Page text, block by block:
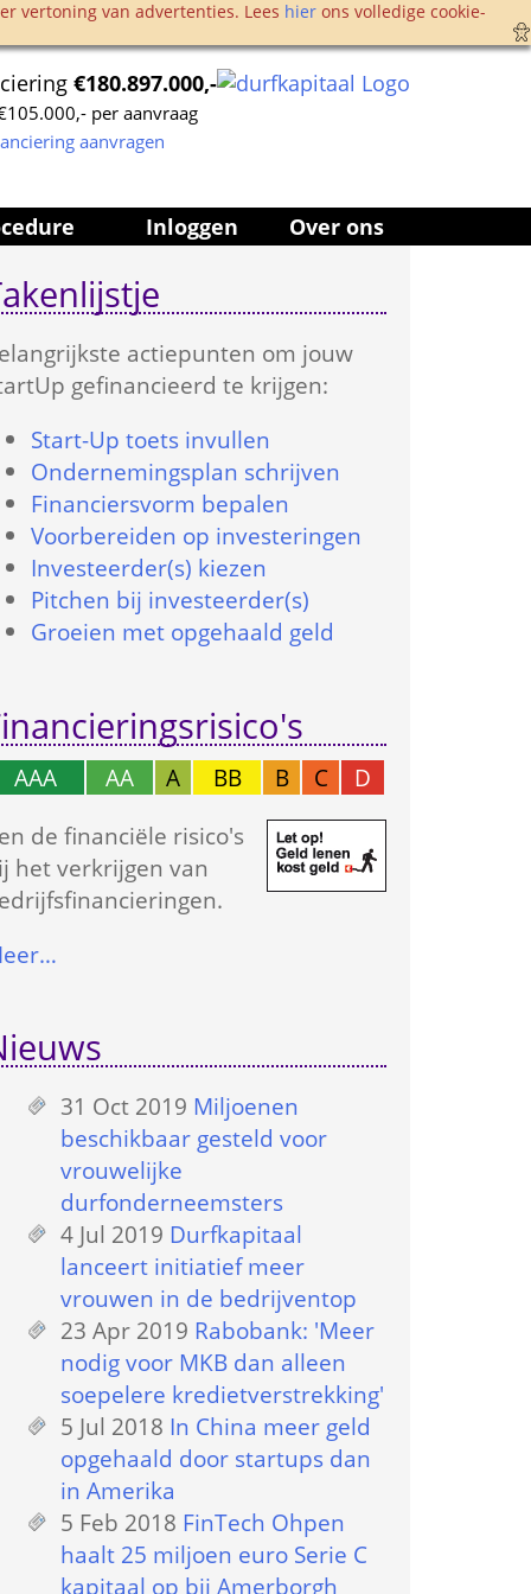
vertoning van advertenties. Lees hier ons volledige cookie­
€180.897.000,-
per aanvraag
aanvragen
Inloggen Over ons
actie­punten om jouw
gefinancieerd te krijgen:
Start-Up toets in­vullen
Onder­nemings­plan schrijven
Financiers­vorm bepalen
Voorbereiden op investeringen
Investeerder(s) kiezen
Pitchen bij investeerder(s)
Groeien met opgehaald geld
AAA AA A BB B C
D
de financiële risico's
het verkrijgen van
31 Oct 2019 Miljoenen
beschikbaar gesteld voor
vrouwelijke
durfonderneemsters
4 Jul 2019 Durfkapitaal
lanceert initiatief meer
vrouwen in de bedrijventop
23 Apr 2019 Rabobank: 'Meer
nodig voor MKB dan alleen
soepelere kredietverstrekking'
5 Jul 2018 In China meer geld
opgehaald door startups dan
in Amerika
5 Feb 2018 FinTech Ohpen
haalt 25 miljoen euro Serie C
kapitaal op bij Amerborgh